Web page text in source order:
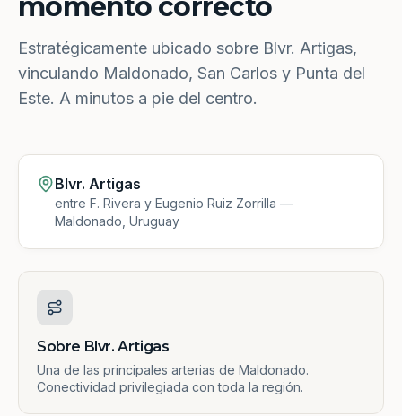
Estratégicamente ubicado sobre Blvr. Artigas,
vinculando Maldonado, San Carlos y Punta del
Este. A minutos a pie del centro.
Blvr. Artigas
entre F. Rivera y Eugenio Ruiz Zorrilla —
Maldonado, Uruguay
Sobre Blvr. Artigas
Una de las principales arterias de Maldonado.
Conectividad privilegiada con toda la región.